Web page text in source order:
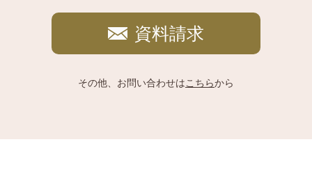
資料請求
その他、お問い合わせはこちらから